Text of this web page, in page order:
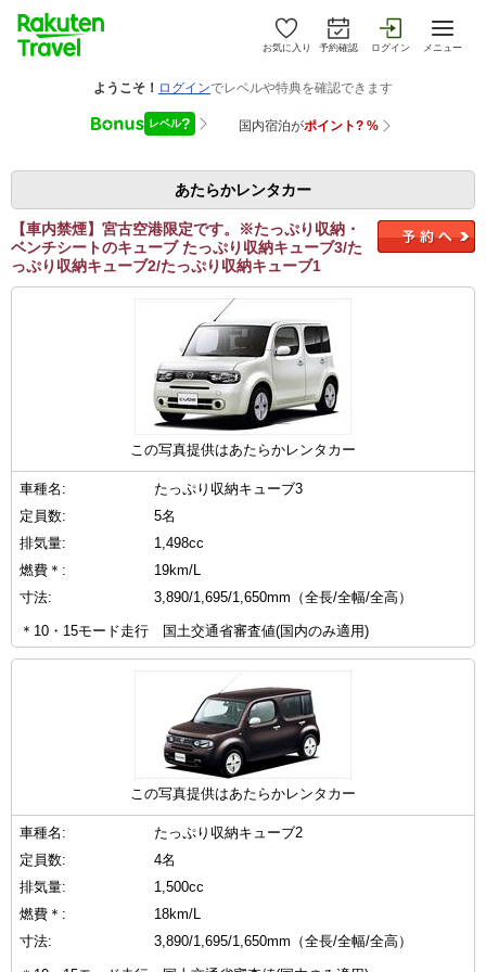
お気に入り 予約確認 ログイン メニュー
あたらかレンタカー
【車内禁煙】宮古空港限定です。※たっぷり収納・
ベンチシートのキューブ たっぷり収納キューブ3/た
っぷり収納キューブ2/たっぷり収納キューブ1
この写真提供はあたらかレンタカー
車種名:
たっぷり収納キューブ3
定員数:
5名
排気量:
1,498cc
燃費＊:
19km/L
寸法:
3,890/1,695/1,650mm（全長/全幅/全高）
＊10・15モード走行 国土交通省審査値(国内のみ適用)
この写真提供はあたらかレンタカー
車種名:
たっぷり収納キューブ2
定員数:
4名
排気量:
1,500cc
燃費＊:
18km/L
寸法:
3,890/1,695/1,650mm（全長/全幅/全高）